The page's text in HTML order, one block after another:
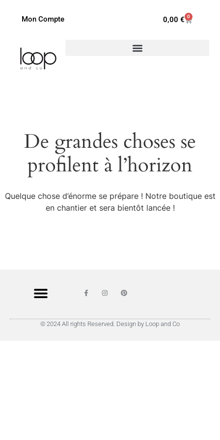
Mon Compte 0,00 € 0
De grandes choses se
profilent à l’horizon
Quelque chose d’énorme se prépare ! Notre boutique est
en chantier et sera bientôt lancée !
© 2024 All rights Reserved. Design by Loop and Co